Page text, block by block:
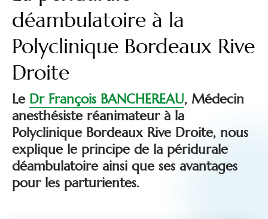
déambulatoire à la
Polyclinique Bordeaux Rive
Droite
Le Dr François BANCHEREAU, Médecin
anesthésiste réanimateur à la
Polyclinique Bordeaux Rive Droite, nous
explique le principe de la péridurale
déambulatoire ainsi que ses avantages
pour les parturientes.